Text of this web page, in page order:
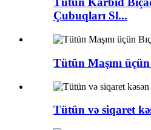
Çubuqları Sl...
Tütün Maşını üçün
Tütün və siqaret